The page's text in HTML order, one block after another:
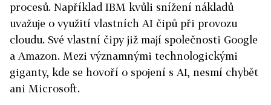
procesů. Například IBM kvůli snížení nákladů
uvažuje o využití vlastních AI čipů při provozu
cloudu. Své vlastní čipy již mají společnosti Google
a Amazon. Mezi významnými technologickými
giganty, kde se hovoří o spojení s AI, nesmí chybět
ani Microsoft.